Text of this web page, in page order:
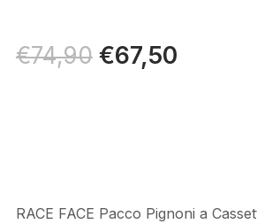
€74,90 Il
prezzo
€67,50Il
RACE FACE Pacco Pignoni a